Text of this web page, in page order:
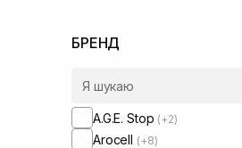
БРЕНД
A.G.E. Stop (+2)
Arocell (+8)